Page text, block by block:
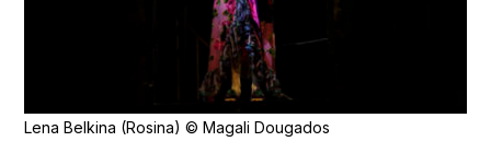
Lena Belkina (Rosina) © Magali Dougados